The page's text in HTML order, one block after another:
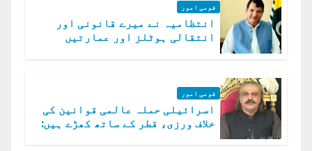
قومی امور
انتظامیہ نے میرے قانونی اور
انتقالی ہوٹلز اور عمارتیں
قومی امور
اسرائیلی حملہ عالمی قوانین کی
خلاف ورزی، قطر کے ساتھ کھڑے ہیں: